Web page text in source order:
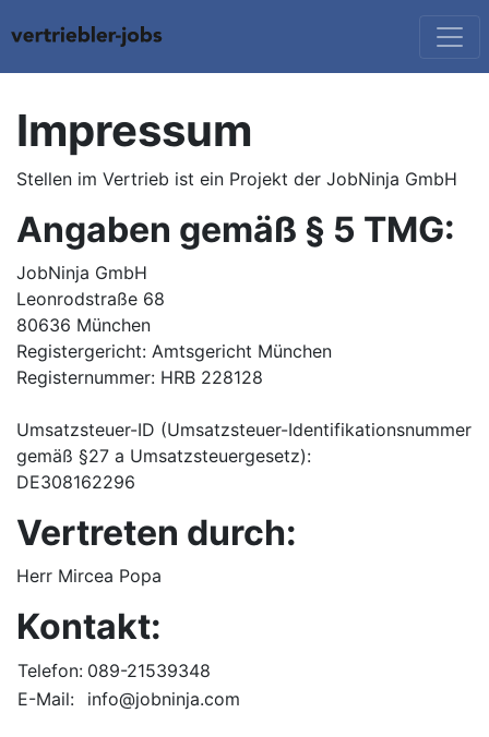
Impressum
Stellen im Vertrieb ist ein Projekt der JobNinja GmbH
Angaben gemäß § 5 TMG:
JobNinja GmbH
Leonrodstraße 68
80636 München
Registergericht: Amtsgericht München
Registernummer: HRB 228128
Umsatzsteuer-ID (Umsatzsteuer-Identifikationsnummer
gemäß §27 a Umsatzsteuergesetz):
DE308162296
Vertreten durch:
Herr Mircea Popa
Kontakt:
Telefon: 089-21539348
E-Mail:
info@jobninja.com